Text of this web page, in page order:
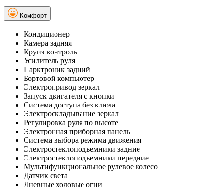
Комфорт
Кондиционер
Камера задняя
Круиз-контроль
Усилитель руля
Парктроник задний
Бортовой компьютер
Электропривод зеркал
Запуск двигателя с кнопки
Система доступа без ключа
Электроскладывание зеркал
Регулировка руля по высоте
Электронная приборная панель
Система выбора режима движения
Электростеклоподъемники задние
Электростеклоподъемники передние
Мультифункциональное рулевое колесо
Датчик света
Дневные ходовые огни